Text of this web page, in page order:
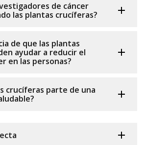
de cáncer
las plantas crucíferas?
de que las plantas
ayudar a reducir el
en las personas?
crucíferas parte de una